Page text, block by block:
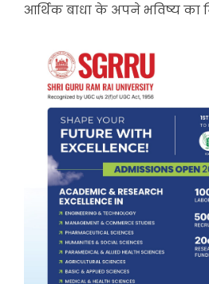
आर्थिक बाधा के अपने भविष्य का